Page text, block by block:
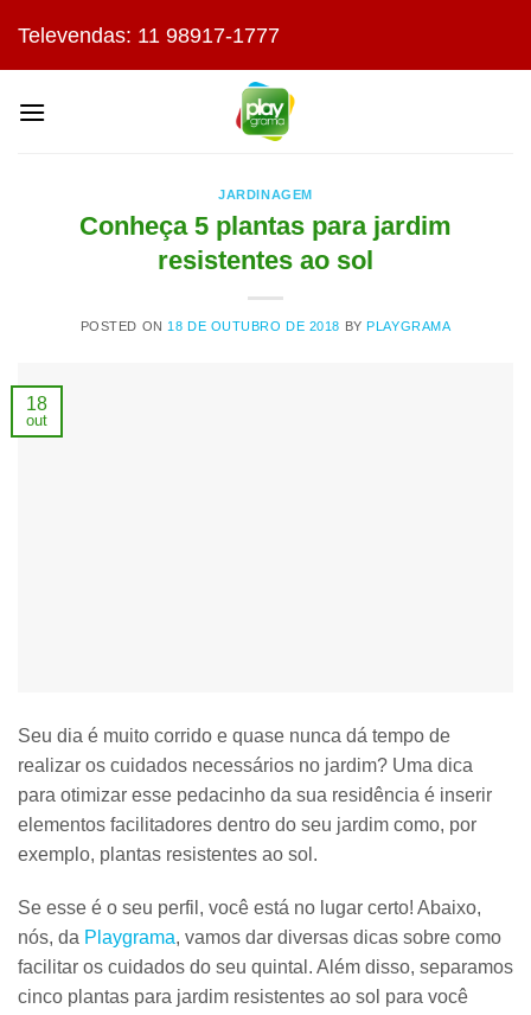
content
Televendas: 11 98917-1777
JARDINAGEM
Conheça 5 plantas para jardim
resistentes ao sol
POSTED ON 18 DE OUTUBRO DE 2018 BYPLAYGRAMA
18
out
Seu dia é muito corrido e quase nunca dá tempo de
realizar os cuidados necessários no jardim? Uma dica
para otimizar esse pedacinho da sua residência é inserir
elementos facilitadores dentro do seu jardim como, por
exemplo, plantas resistentes ao sol .
Se esse é o seu perfil, você está no lugar certo! Abaixo,
nós, da Playgrama, vamos dar diversas dicas sobre como
facilitar os cuidados do seu quintal. Além disso, separamos
cinco plantas para jardim resistentes ao sol para você